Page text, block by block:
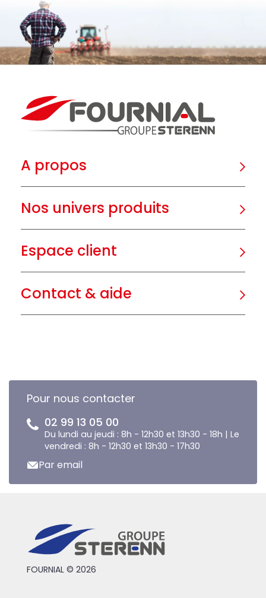
A propos
Nos univers produits
Espace client
Contact & aide
Pour nous contacter
02 99 13 05 00
Du lundi au jeudi : 8h - 12h30 et 13h30 - 18h | Le
vendredi : 8h - 12h30 et 13h30 - 17h30
Par email
FOURNIAL © 2026